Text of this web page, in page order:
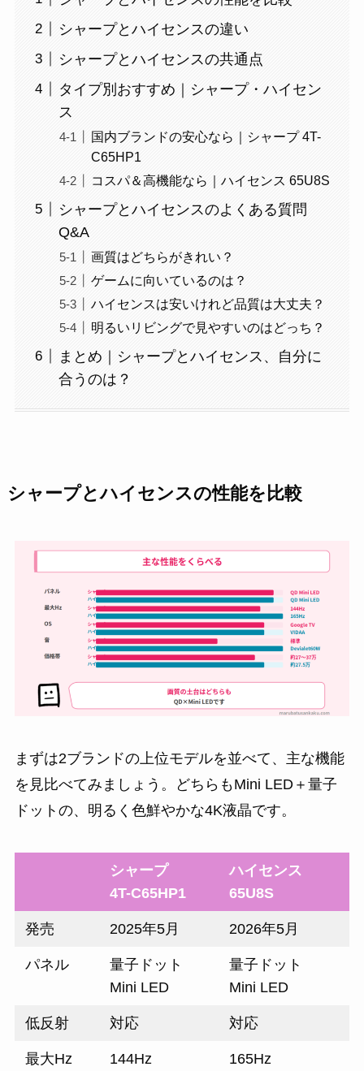
シャープとハイセンスの違い
シャープとハイセンスの共通点
タイプ別おすすめ｜シャープ・ハイセン
ス
国内ブランドの安心なら｜シャープ 4T-
C65HP1
コスパ＆高機能なら｜ハイセンス 65U8S
シャープとハイセンスのよくある質問
Q&A
画質はどちらがきれい？
ゲームに向いているのは？
ハイセンスは安いけれど品質は大丈夫？
明るいリビングで見やすいのはどっち？
まとめ｜シャープとハイセンス、自分に
合うのは？
シャープとハイセンスの性能を比較
まずは2ブランドの上位モデルを並べて、主な機能
を見比べてみましょう。どちらもMini LED＋量子
ドットの、明るく色鮮やかな4K液晶です。
シャープ
4T-C65HP1
ハイセンス
65U8S
発売 2025年5月 2026年5月
パネル
量子ドット
Mini LED
量子ドット
Mini LED
低反射 対応 対応
最大Hz 144Hz 165Hz